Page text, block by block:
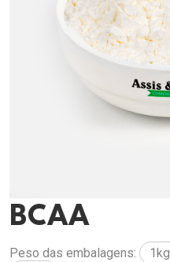
BCAA
Peso das embalagens: 1kg